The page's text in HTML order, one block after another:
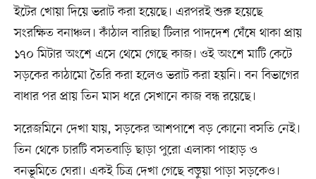
ইটের খোয়া দিয়ে ভরাট করা হয়েছে। এরপরই শুরু হয়েছে
সংরক্ষিত বনাঞ্চল। কাঁঠাল বারিছা টিলার পাদদেশ ঘেঁষে থাকা প্রায়
১৭০ মিটার অংশে এসে থেমে গেছে কাজ। ওই অংশে মাটি কেটে
সড়কের কাঠামো তৈরি করা হলেও ভরাট করা হয়নি। বন বিভাগের
বাধার পর প্রায় তিন মাস ধরে সেখানে কাজ বন্ধ রয়েছে।
সরেজমিনে দেখা যায়, সড়কের আশপাশে বড় কোনো বসতি নেই।
তিন থেকে চারটি বসতবাড়ি ছাড়া পুরো এলাকা পাহাড় ও
বনভূমিতে ঘেরা। একই চিত্র দেখা গেছে বড়ুয়া পাড়া সড়কেও।